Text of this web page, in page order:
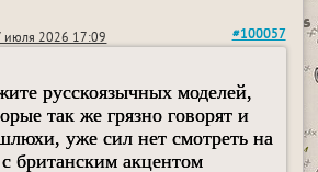
июля 2026 17:09 #100057
русскоязычных моделей,
так же грязно говорят и
уже сил нет смотреть на
британским акцентом